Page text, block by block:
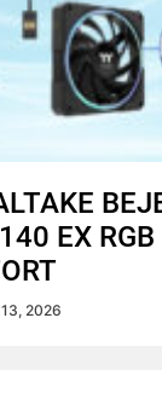
EX RGB
2026